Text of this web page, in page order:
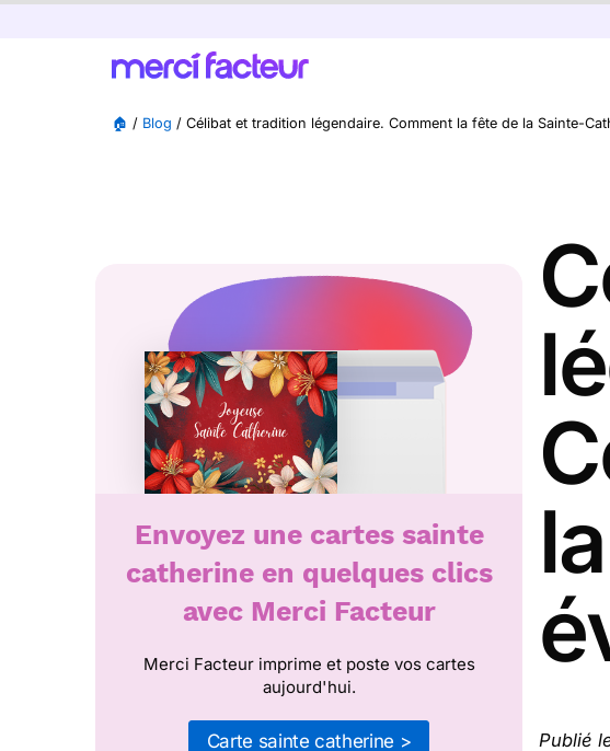
🏠 / Blog / Célibat et tradition légendaire. Comment la fête de la Sainte-
Envoyez une cartes sainte
catherine en quelques clics
avec Merci Facteur
Merci Facteur imprime et poste vos cartes
aujourd'hui.
Carte sainte catherine > Publié